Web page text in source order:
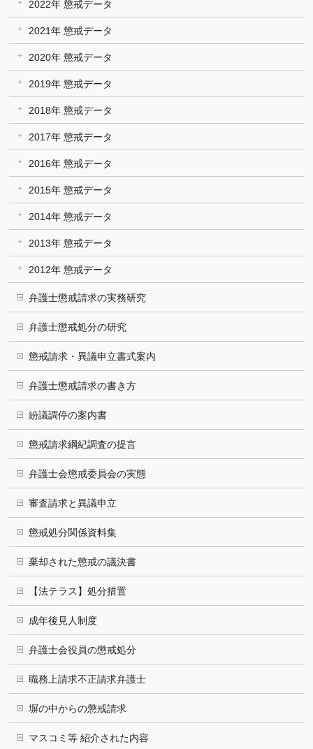
2022年 懲戒データ
2021年 懲戒データ
2020年 懲戒データ
2019年 懲戒データ
2018年 懲戒データ
2017年 懲戒データ
2016年 懲戒データ
2015年 懲戒データ
2014年 懲戒データ
2013年 懲戒データ
2012年 懲戒データ
弁護士懲戒請求の実務研究
弁護士懲戒処分の研究
懲戒請求・異議申立書式案内
弁護士懲戒請求の書き方
紛議調停の案内書
懲戒請求綱紀調査の提言
弁護士会懲戒委員会の実態
審査請求と異議申立
懲戒処分関係資料集
棄却された懲戒の議決書
【法テラス】処分措置
成年後見人制度
弁護士会役員の懲戒処分
職務上請求不正請求弁護士
塀の中からの懲戒請求
マスコミ等 紹介された内容